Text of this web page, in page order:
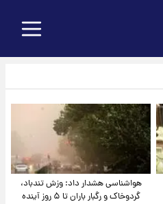
هواشناسی هشدار داد: وزش تندباد،
گردوخاک و رگبار باران تا ۵ روز آینده